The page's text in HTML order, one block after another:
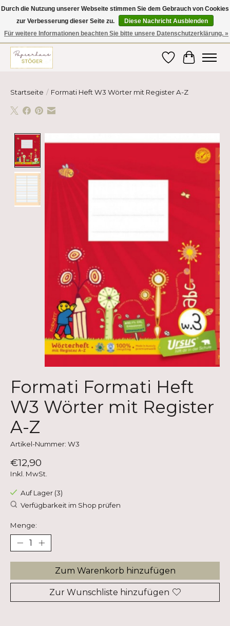
Hier finden Sie hochwertige Produkte im Bereich Schule, Büro, Papier,
Schreiben und vieles mehr! Erhalten Sie Ihre Bestellung bequem nach
Hause oder ins Büro geliefert!
Wunschzettel
Ihr
Startseite / Formati Heft W3 Wörter mit Register A-Z
Formati Formati Heft
W3 Wörter mit Register
A-Z
Artikel-Nummer: W3
€12,90
Inkl. MwSt.
Auf Lager (3)
Verfügbarkeit im Shop prüfen
Menge:
Zum Warenkorb hinzufügen
Zur Wunschliste hinzufügen
Durch die Nutzung unserer Webseite stimmen Sie dem Gebrauch von Cookies
zur Verbesserung dieser Seite zu.
Diese Nachricht Ausblenden
Für weitere Informationen beachten Sie bitte unsere Datenschutzerklärung. »